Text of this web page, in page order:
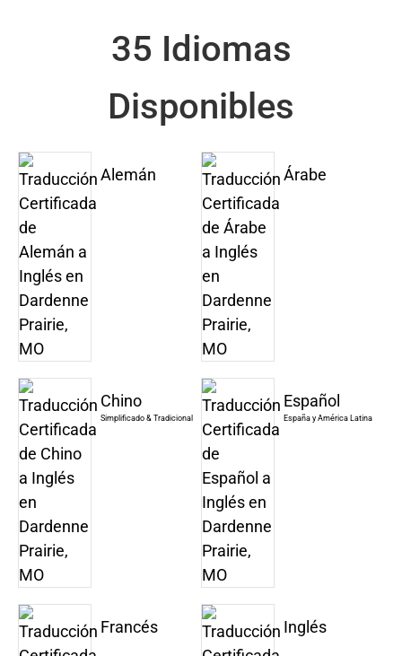
35 Idiomas
Disponibles
Alemán Árabe
Chino
Simplificado & Tradicional
Español
España y América Latina
Francés Inglés